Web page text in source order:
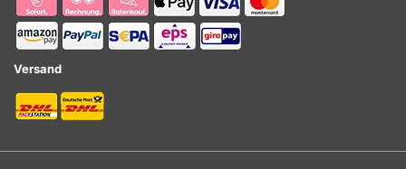
Versand